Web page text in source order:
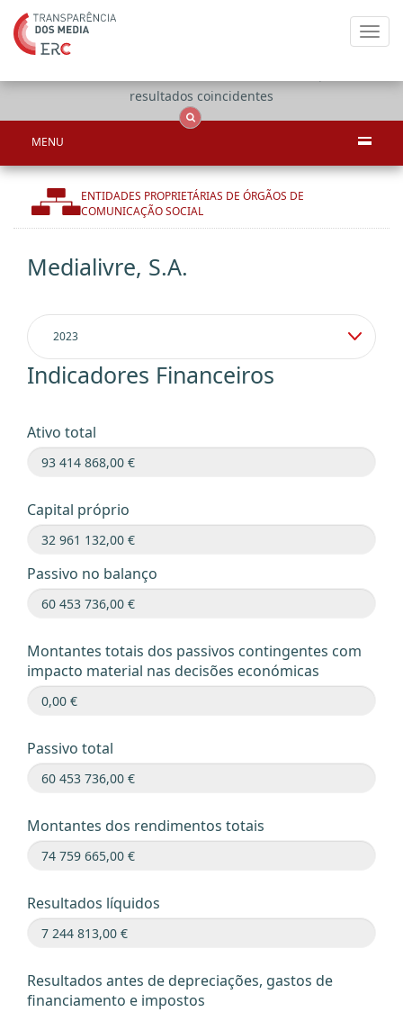
resultados coincidentes
MENU
ENTIDADES PROPRIETÁRIAS DE ÓRGÃOS DE
COMUNICAÇÃO SOCIAL
Medialivre, S.A.
Indicadores Financeiros
Ativo total
Capital próprio
Passivo no balanço
Montantes totais dos passivos contingentes com
impacto material nas decisões económicas
Passivo total
Montantes dos rendimentos totais
Resultados líquidos
Resultados antes de depreciações, gastos de
financiamento e impostos